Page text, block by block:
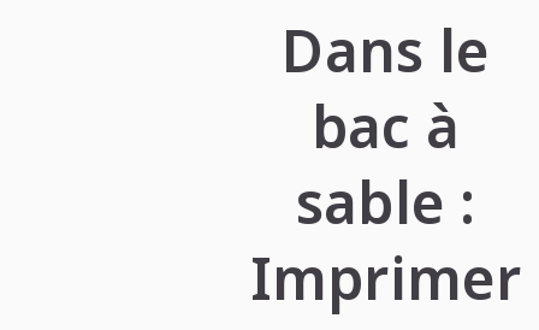
Dans le
bac à
sable :
Imprimer